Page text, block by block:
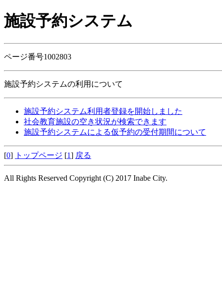
施設予約システム
ページ番号1002803
施設予約システムの利用について
施設予約システム利用者登録を開始しました
社会教育施設の空き状況が検索できます
施設予約システムによる仮予約の受付期間について
[0] トップページ [1] 戻る
All Rights Reserved Copyright (C) 2017 Inabe City.